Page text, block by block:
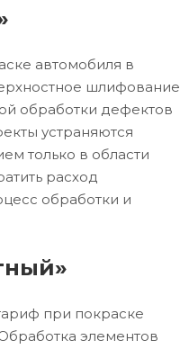
автомобиля в
шлифование
обработки дефектов
устраняются
только в области
расход
обработки и
при покраске
элементов